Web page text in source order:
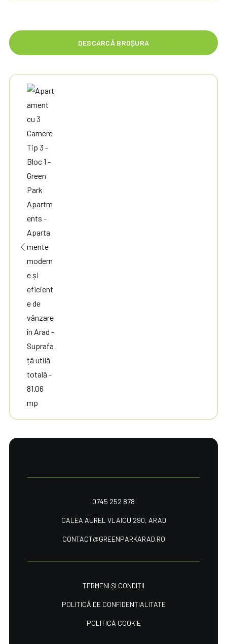
DESCARCĂ BROȘURA
0745 252 878
CALEA AUREL VLAICU 290, ARAD
CONTACT@GREENPARKARAD.RO
TERMENI ȘI CONDIȚII
POLITICĂ DE CONFIDENȚIALITATE
POLITICĂ COOKIE